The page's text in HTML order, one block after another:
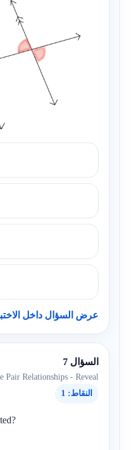
عرض السؤال داخل
السؤال 7
Pair Relationships - Reveal
النقاط: 1